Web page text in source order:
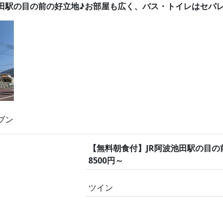
駅の目の前の好立地♪お部屋も広く、バス・トイレはセパ
ン
【無料朝食付】JR阿波池田駅の目
8500円～
ツイン